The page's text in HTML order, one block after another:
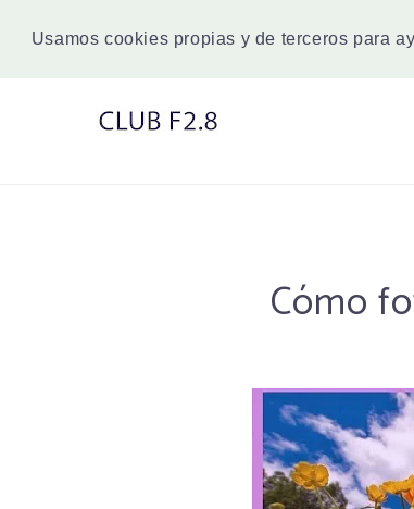
Usamos cookies propias y de terceros para
Cómo